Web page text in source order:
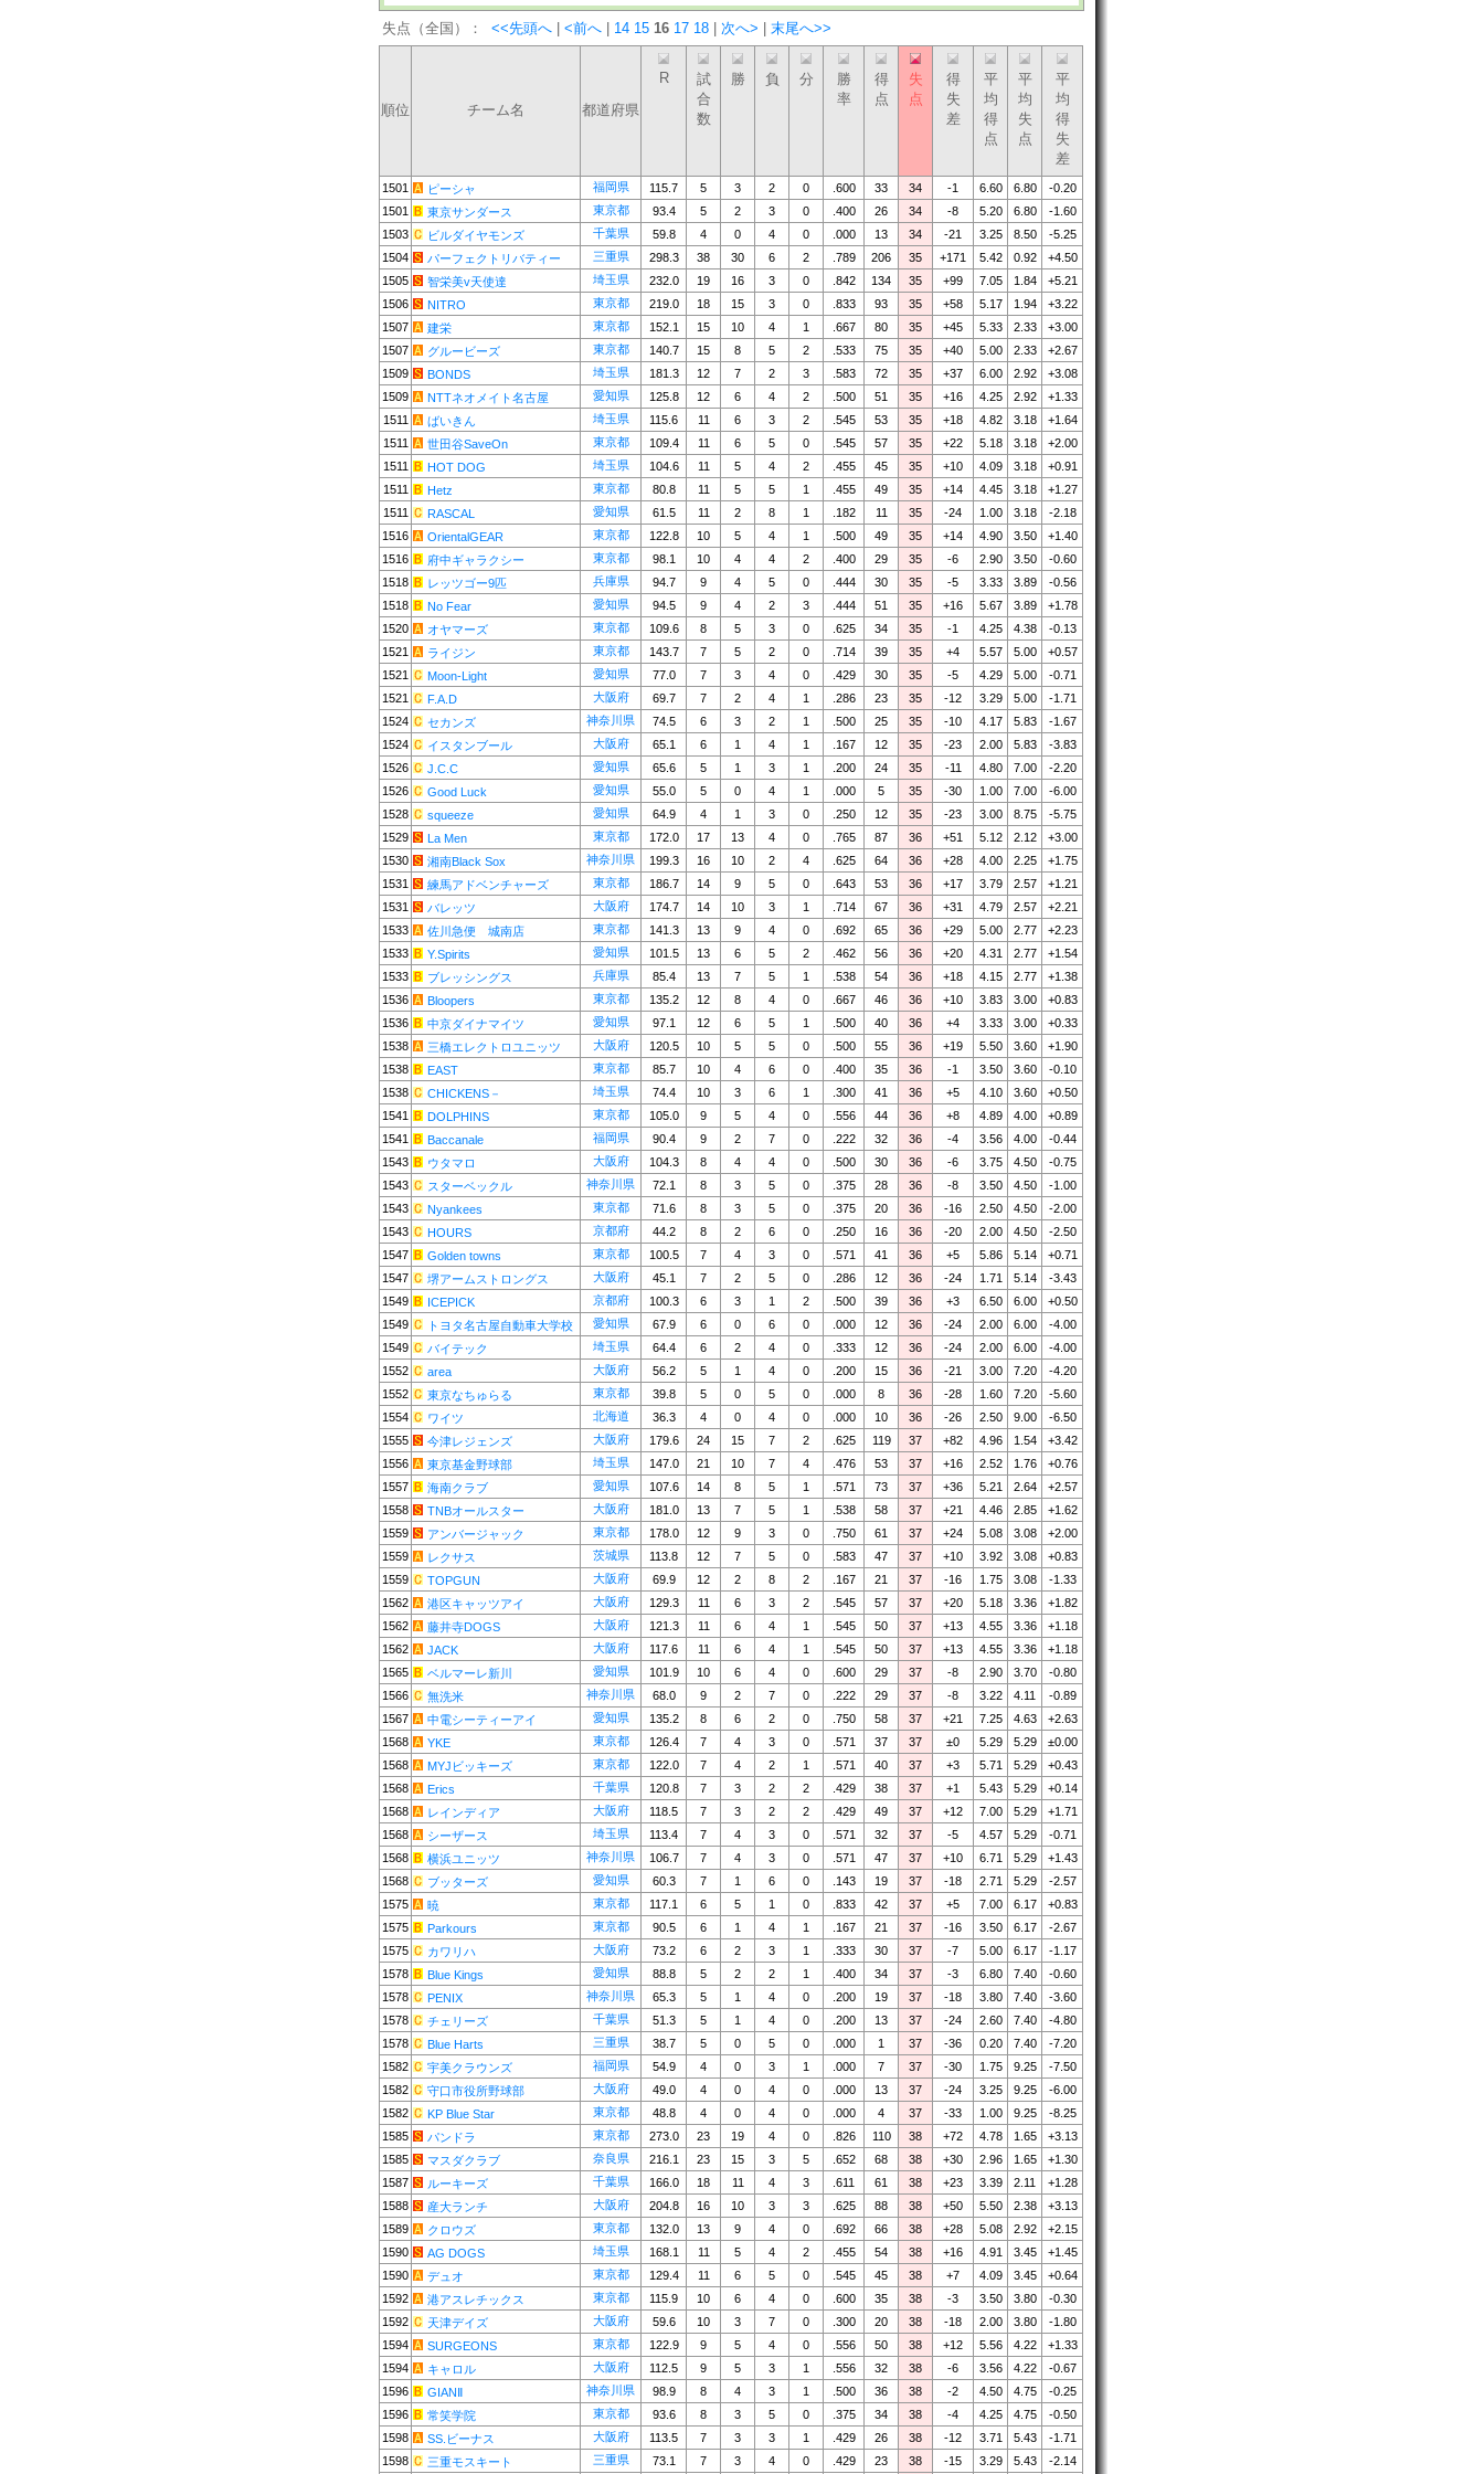
失点（全国）： <<先頭へ <前へ 14 15 16 17 18 次へ> 末尾へ>>
順位 チーム名 都道府県
R
試
合
数
勝 負 分
勝
率
得
点
失
点
得
失
差
平
均
得
点
平
均
失
点
平
均
得
失
差
1501 ピーシャ 福岡県 115.7 5 3 2 0 .600 33 34 -1 6.60 6.80
-0.20
1501
東京サンダース 東京都 93.4 5 2 3 0 .400 26 34 -8 5.20 6.80
-1.60
1503
ビルダイヤモンズ 千葉県 59.8 4 0 4 0 .000 13 34 -21 3.25 8.50
-5.25
1504
パーフェクトリバティー 三重県 298.3 38 30 6 2 .789 206 35 +171 5.42 0.92
+4.50
1505
智栄美v天使達 埼玉県 232.0 19 16 3 0 .842 134 35 +99 7.05 1.84
+5.21
1506
NITRO 東京都 219.0 18 15 3 0 .833 93 35 +58 5.17 1.94
+3.22
1507
建栄 東京都 152.1 15 10 4 1 .667 80 35 +45 5.33 2.33
+3.00
1507
グルービーズ 東京都 140.7 15 8 5 2 .533 75 35 +40 5.00 2.33
+2.67
1509
BONDS 埼玉県 181.3 12 7 2 3 .583 72 35 +37 6.00 2.92
+3.08
1509
NTTネオメイト名古屋 愛知県 125.8 12 6 4 2 .500 51 35 +16 4.25 2.92
+1.33
1511
ばいきん 埼玉県 115.6 11 6 3 2 .545 53 35 +18 4.82 3.18
+1.64
1511
世田谷SaveOn 東京都 109.4 11 6 5 0 .545 57 35 +22 5.18 3.18
+2.00
1511
HOT DOG 埼玉県 104.6 11 5 4 2 .455 45 35 +10 4.09 3.18
+0.91
1511
Hetz 東京都 80.8 11 5 5 1 .455 49 35 +14 4.45 3.18
+1.27
1511
RASCAL 愛知県 61.5 11 2 8 1 .182 11 35 -24 1.00 3.18
-2.18
1516
OrientalGEAR 東京都 122.8 10 5 4 1 .500 49 35 +14 4.90 3.50
+1.40
1516
府中ギャラクシー 東京都 98.1 10 4 4 2 .400 29 35 -6 2.90 3.50
-0.60
1518
レッツゴー9匹 兵庫県 94.7 9 4 5 0 .444 30 35 -5 3.33 3.89
-0.56
1518
No Fear 愛知県 94.5 9 4 2 3 .444 51 35 +16 5.67 3.89
+1.78
1520
オヤマーズ 東京都 109.6 8 5 3 0 .625 34 35 -1 4.25 4.38
-0.13
1521
ライジン 東京都 143.7 7 5 2 0 .714 39 35 +4 5.57 5.00
+0.57
1521
Moon-Light 愛知県 77.0 7 3 4 0 .429 30 35 -5 4.29 5.00
-0.71
1521
F.A.D 大阪府 69.7 7 2 4 1 .286 23 35 -12 3.29 5.00
-1.71
1524
セカンズ 神奈川県 74.5 6 3 2 1 .500 25 35 -10 4.17 5.83
-1.67
1524
イスタンブール 大阪府 65.1 6 1 4 1 .167 12 35 -23 2.00 5.83
-3.83
1526
J.C.C 愛知県 65.6 5 1 3 1 .200 24 35 -11 4.80 7.00
-2.20
1526
Good Luck 愛知県 55.0 5 0 4 1 .000 5 35 -30 1.00 7.00
-6.00
1528
squeeze 愛知県 64.9 4 1 3 0 .250 12 35 -23 3.00 8.75
-5.75
1529
La Men 東京都 172.0 17 13 4 0 .765 87 36 +51 5.12 2.12
+3.00
1530
湘南Black Sox 神奈川県 199.3 16 10 2 4 .625 64 36 +28 4.00 2.25
+1.75
1531
練馬アドベンチャーズ 東京都 186.7 14 9 5 0 .643 53 36 +17 3.79 2.57
+1.21
1531
バレッツ 大阪府 174.7 14 10 3 1 .714 67 36 +31 4.79 2.57
+2.21
1533
佐川急便 城南店 東京都 141.3 13 9 4 0 .692 65 36 +29 5.00 2.77
+2.23
1533
Y.Spirits 愛知県 101.5 13 6 5 2 .462 56 36 +20 4.31 2.77
+1.54
1533
ブレッシングス 兵庫県 85.4 13 7 5 1 .538 54 36 +18 4.15 2.77
+1.38
1536
Bloopers 東京都 135.2 12 8 4 0 .667 46 36 +10 3.83 3.00
+0.83
1536
中京ダイナマイツ 愛知県 97.1 12 6 5 1 .500 40 36 +4 3.33 3.00
+0.33
1538
三橋エレクトロユニッツ 大阪府 120.5 10 5 5 0 .500 55 36 +19 5.50 3.60
+1.90
1538
EAST 東京都 85.7 10 4 6 0 .400 35 36 -1 3.50 3.60
-0.10
1538
CHICKENS－ 埼玉県 74.4 10 3 6 1 .300 41 36 +5 4.10 3.60
+0.50
1541
DOLPHINS 東京都 105.0 9 5 4 0 .556 44 36 +8 4.89 4.00
+0.89
1541
Baccanale 福岡県 90.4 9 2 7 0 .222 32 36 -4 3.56 4.00
-0.44
1543
ウタマロ 大阪府 104.3 8 4 4 0 .500 30 36 -6 3.75 4.50
-0.75
1543
スターベックル 神奈川県 72.1 8 3 5 0 .375 28 36 -8 3.50 4.50
-1.00
1543
Nyankees 東京都 71.6 8 3 5 0 .375 20 36 -16 2.50 4.50
-2.00
1543
HOURS 京都府 44.2 8 2 6 0 .250 16 36 -20 2.00 4.50
-2.50
1547
Golden towns 東京都 100.5 7 4 3 0 .571 41 36 +5 5.86 5.14
+0.71
1547
堺アームストロングス 大阪府 45.1 7 2 5 0 .286 12 36 -24 1.71 5.14
-3.43
1549
ICEPICK 京都府 100.3 6 3 1 2 .500 39 36 +3 6.50 6.00
+0.50
1549
トヨタ名古屋自動車大学校 愛知県 67.9 6 0 6 0 .000 12 36 -24 2.00 6.00
-4.00
1549
バイテック 埼玉県 64.4 6 2 4 0 .333 12 36 -24 2.00 6.00
-4.00
1552
area 大阪府 56.2 5 1 4 0 .200 15 36 -21 3.00 7.20
-4.20
1552
東京なちゅらる 東京都 39.8 5 0 5 0 .000 8 36 -28 1.60 7.20
-5.60
1554
ワイツ 北海道 36.3 4 0 4 0 .000 10 36 -26 2.50 9.00
-6.50
1555
今津レジェンズ 大阪府 179.6 24 15 7 2 .625 119 37 +82 4.96 1.54
+3.42
1556
東京基金野球部 埼玉県 147.0 21 10 7 4 .476 53 37 +16 2.52 1.76
+0.76
1557
海南クラブ 愛知県 107.6 14 8 5 1 .571 73 37 +36 5.21 2.64
+2.57
1558
TNBオールスター 大阪府 181.0 13 7 5 1 .538 58 37 +21 4.46 2.85
+1.62
1559
アンバージャック 東京都 178.0 12 9 3 0 .750 61 37 +24 5.08 3.08
+2.00
1559
レクサス 茨城県 113.8 12 7 5 0 .583 47 37 +10 3.92 3.08
+0.83
1559
TOPGUN 大阪府 69.9 12 2 8 2 .167 21 37 -16 1.75 3.08
-1.33
1562
港区キャッツアイ 大阪府 129.3 11 6 3 2 .545 57 37 +20 5.18 3.36
+1.82
1562
藤井寺DOGS 大阪府 121.3 11 6 4 1 .545 50 37 +13 4.55 3.36
+1.18
1562
JACK 大阪府 117.6 11 6 4 1 .545 50 37 +13 4.55 3.36
+1.18
1565
ベルマーレ新川 愛知県 101.9 10 6 4 0 .600 29 37 -8 2.90 3.70
-0.80
1566
無洗米 神奈川県 68.0 9 2 7 0 .222 29 37 -8 3.22 4.11
-0.89
1567
中電シーティーアイ 愛知県 135.2 8 6 2 0 .750 58 37 +21 7.25 4.63
+2.63
1568
YKE 東京都 126.4 7 4 3 0 .571 37 37 ±0 5.29 5.29
±0.00
1568
MYJビッキーズ 東京都 122.0 7 4 2 1 .571 40 37 +3 5.71 5.29
+0.43
1568
Erics 千葉県 120.8 7 3 2 2 .429 38 37 +1 5.43 5.29
+0.14
1568
レインディア 大阪府 118.5 7 3 2 2 .429 49 37 +12 7.00 5.29
+1.71
1568
シーザース 埼玉県 113.4 7 4 3 0 .571 32 37 -5 4.57 5.29
-0.71
1568
横浜ユニッツ 神奈川県 106.7 7 4 3 0 .571 47 37 +10 6.71 5.29
+1.43
1568
ブッターズ 愛知県 60.3 7 1 6 0 .143 19 37 -18 2.71 5.29
-2.57
1575
暁 東京都 117.1 6 5 1 0 .833 42 37 +5 7.00 6.17
+0.83
1575
Parkours 東京都 90.5 6 1 4 1 .167 21 37 -16 3.50 6.17
-2.67
1575
カワリハ 大阪府 73.2 6 2 3 1 .333 30 37 -7 5.00 6.17
-1.17
1578
Blue Kings 愛知県 88.8 5 2 2 1 .400 34 37 -3 6.80 7.40
-0.60
1578
PENIX 神奈川県 65.3 5 1 4 0 .200 19 37 -18 3.80 7.40
-3.60
1578
チェリーズ 千葉県 51.3 5 1 4 0 .200 13 37 -24 2.60 7.40
-4.80
1578
Blue Harts 三重県 38.7 5 0 5 0 .000 1 37 -36 0.20 7.40
-7.20
1582
宇美クラウンズ 福岡県 54.9 4 0 3 1 .000 7 37 -30 1.75 9.25
-7.50
1582
守口市役所野球部 大阪府 49.0 4 0 4 0 .000 13 37 -24 3.25 9.25
-6.00
1582
KP Blue Star 東京都 48.8 4 0 4 0 .000 4 37 -33 1.00 9.25
-8.25
1585
パンドラ 東京都 273.0 23 19 4 0 .826 110 38 +72 4.78 1.65
+3.13
1585
マスダクラブ 奈良県 216.1 23 15 3 5 .652 68 38 +30 2.96 1.65
+1.30
1587
ルーキーズ 千葉県 166.0 18 11 4 3 .611 61 38 +23 3.39 2.11
+1.28
1588
産大ランチ 大阪府 204.8 16 10 3 3 .625 88 38 +50 5.50 2.38
+3.13
1589
クロウズ 東京都 132.0 13 9 4 0 .692 66 38 +28 5.08 2.92
+2.15
1590
AG DOGS 埼玉県 168.1 11 5 4 2 .455 54 38 +16 4.91 3.45
+1.45
1590
デュオ 東京都 129.4 11 6 5 0 .545 45 38 +7 4.09 3.45
+0.64
1592
港アスレチックス 東京都 115.9 10 6 4 0 .600 35 38 -3 3.50 3.80
-0.30
1592
天津デイズ 大阪府 59.6 10 3 7 0 .300 20 38 -18 2.00 3.80
-1.80
1594
SURGEONS 東京都 122.9 9 5 4 0 .556 50 38 +12 5.56 4.22
+1.33
1594
キャロル 大阪府 112.5 9 5 3 1 .556 32 38 -6 3.56 4.22
-0.67
1596
GIANⅡ 神奈川県 98.9 8 4 3 1 .500 36 38 -2 4.50 4.75
-0.25
1596
常笑学院 東京都 93.6 8 3 5 0 .375 34 38 -4 4.25 4.75
-0.50
1598
SS.ビーナス 大阪府 113.5 7 3 3 1 .429 26 38 -12 3.71 5.43
-1.71
1598
三重モスキート 三重県 73.1 7 3 4 0 .429 23 38 -15 3.29 5.43 -2.14